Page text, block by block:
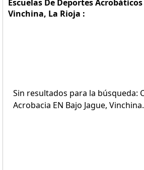
Escuelas De Deportes Acrobáticos
Vinchina, La Rioja :
Sin resultados para la búsqueda:
Acrobacia EN Bajo Jague, Vinchina.